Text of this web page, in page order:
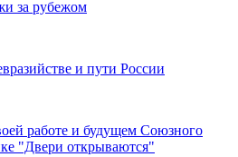
за рубежом
и пути России
работе и будущем Союзного
"Двери открываются"